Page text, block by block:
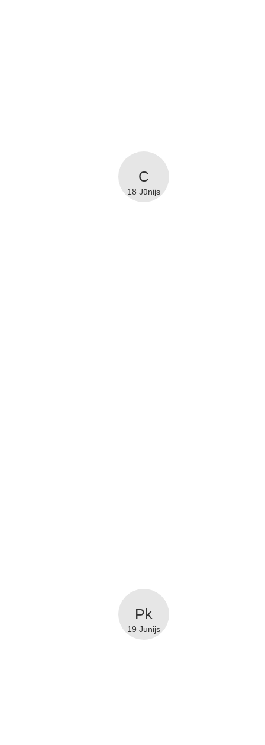
18 Jūnijs
19 Jūnijs